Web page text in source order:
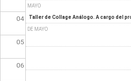
04
05
06
MAYO
Taller de Collage Análogo. A cargo del
DE MAYO